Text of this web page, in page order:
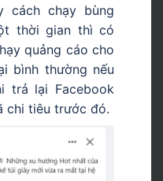
cách chạy bùng
thời gian thì có
quảng cáo cho
bình thường nếu
trả lại Facebook
chi tiêu trước đó.